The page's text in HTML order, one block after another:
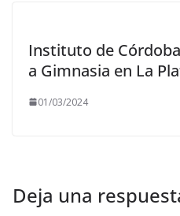
Instituto de
a Gimnasia en La
01/03/2024
Deja una